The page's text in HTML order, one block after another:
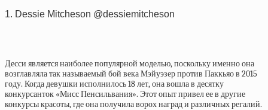
1. Dessie Mitcheson @dessiemitcheson
Десси является наиболее популярной моделью, поскольку именно она
возглавляла так называемый бой века Мэйуэзер против Паккьяо в 2015
году. Когда девушки исполнилось 18 лет, она вошла в десятку
конкурсанток «Мисс Пенсильвания». Этот опыт привел ее в другие
конкурсы красоты, где она получила ворох наград и различных регалий.